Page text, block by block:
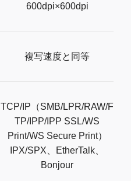
600dpi×600dpi
複写速度と同等
TCP/IP（SMB/LPR/RAW/F
TP/IPP/IPP SSL/WS
Print/WS Secure Print）
IPX/SPX、EtherTalk、
Bonjour